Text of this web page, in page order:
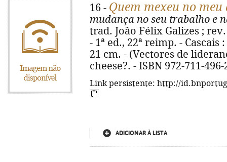
16 - Quem mexeu no meu
mudança no seu trabalho e
trad. João Félix Galizes ;
- 1ª ed., 22ª reimp. -
21 cm. - (Vectores de
cheese?. - ISBN 972-711-496-
Link persistente: http://
ADICIONAR À LISTA